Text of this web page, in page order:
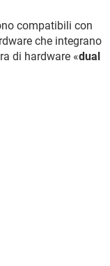
compatibili con
che integrano
di hardware «dual